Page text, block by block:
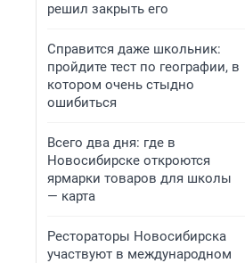
решил закрыть его
Справится даже школьник:
пройдите тест по географии, в
котором очень стыдно
ошибиться
Всего два дня: где в
Новосибирске откроются
ярмарки товаров для школы
— карта
Рестораторы Новосибирска
участвуют в международном